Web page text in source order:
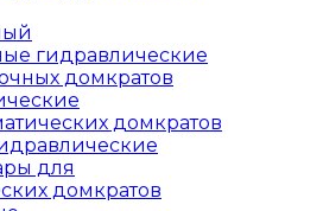
гидравлические
домкратов
домкратов
для
домкратов